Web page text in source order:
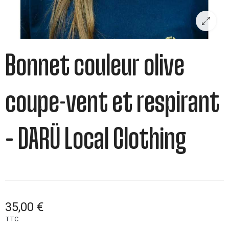
Bonnet couleur olive
coupe-vent et respirant
– DARÜ Local Clothing
35,00 €
TTC